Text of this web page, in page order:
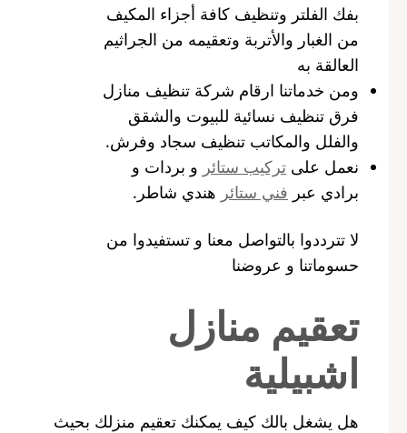
بفك الفلتر وتنظيف كافة أجزاء المكيف
من الغبار والأتربة وتعقيمه من الجراثيم
العالقة به
ومن خدماتنا ارقام شركة تنظيف منازل
فرق تنظيف نسائية للبيوت والشقق
والفلل والمكاتب تنظيف سجاد وفرش.
نعمل على تركيب ستائر و بردات و
برادي عبر فني ستائر هندي شاطر.
لا تترددوا بالتواصل معنا و تستفيدوا من
حسوماتنا و عروضنا
تعقيم منازل
اشبيلية
هل يشغل بالك كيف يمكنك تعقيم منزلك بحيث